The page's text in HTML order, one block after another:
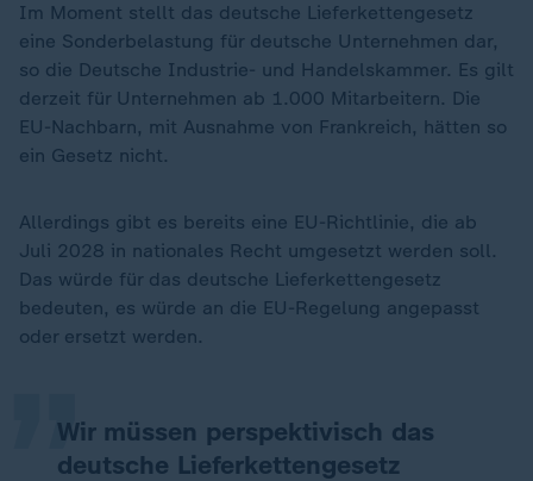
Im Moment stellt das deutsche Lieferkettengesetz
eine Sonderbelastung für deutsche Unternehmen dar,
so die Deutsche Industrie- und Handelskammer. Es gilt
derzeit für Unternehmen ab 1.000 Mitarbeitern. Die
EU-Nachbarn, mit Ausnahme von Frankreich, hätten so
ein Gesetz nicht.
Allerdings gibt es bereits eine EU-Richtlinie, die ab
Juli 2028 in nationales Recht umgesetzt werden soll.
Das würde für das deutsche Lieferkettengesetz
bedeuten, es würde an die EU-Regelung angepasst
oder ersetzt werden.
Wir müssen perspektivisch das
deutsche Lieferkettengesetz
„